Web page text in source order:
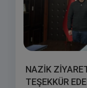
NAZİK
TEŞEKKÜR